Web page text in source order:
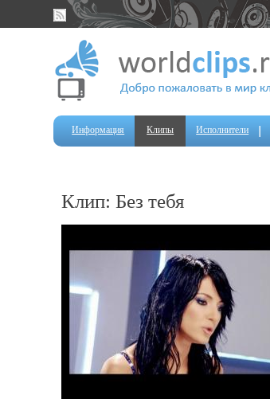
Информация Клипы Исполнители
Клип: Без тебя